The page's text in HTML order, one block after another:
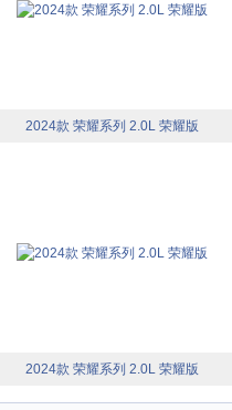
2024款 荣耀系列 2.0L 荣耀版
2024款 荣耀系列 2.0L 荣耀版